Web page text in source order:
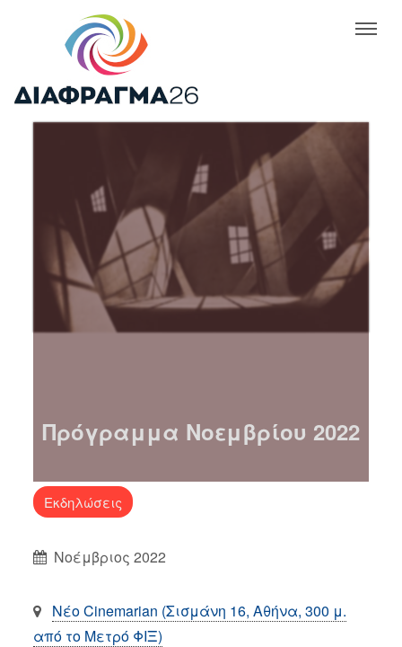
Πρόγραμμα Νοεμβρίου 2022
Εκδηλώσεις
Νοέμβριος 2022
Νέο Cinemarian (Σισμάνη 16, Αθήνα, 300 μ.
από το Μετρό ΦΙΞ)